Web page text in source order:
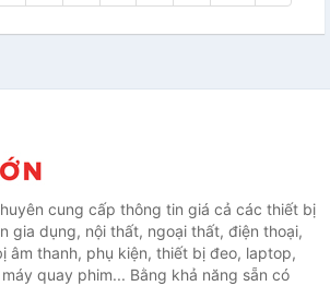
cung cấp thông tin giá cả các thiết bị
gia dụng, nội thất, ngoại thất, điện thoại,
âm thanh, phụ kiện, thiết bị đeo, laptop,
quay phim... Bằng khả năng sẵn có